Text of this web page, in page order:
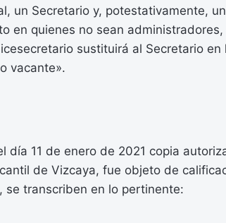
un Secretario y, potestativamente,
en quienes no sean
sustituirá al Secretario
vacante».
día 11 de enero de 2021 copia
de Vizcaya, fue objeto de
se transcriben en lo pertinente: